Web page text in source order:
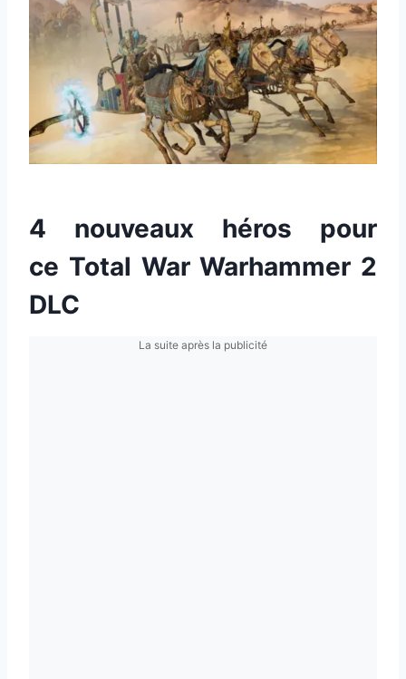
4 nouveaux héros pour
ce Total War Warhammer 2
DLC
La suite après la publicité